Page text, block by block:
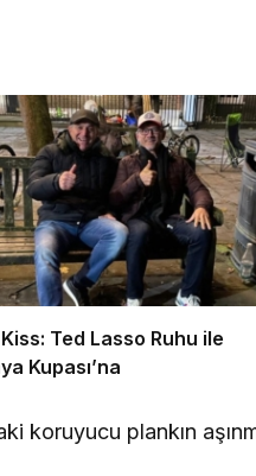
Ted Lasso Ruhu ile
Kupası’na
koruyucu plankın